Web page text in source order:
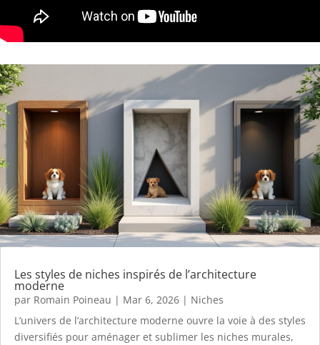
Les styles de niches inspirés de l’architecture
moderne
par Romain Poineau | Mar 6, 2026 | Niches
L’univers de l’architecture moderne ouvre la voie à des styles
diversifiés pour aménager et sublimer les niches murales,